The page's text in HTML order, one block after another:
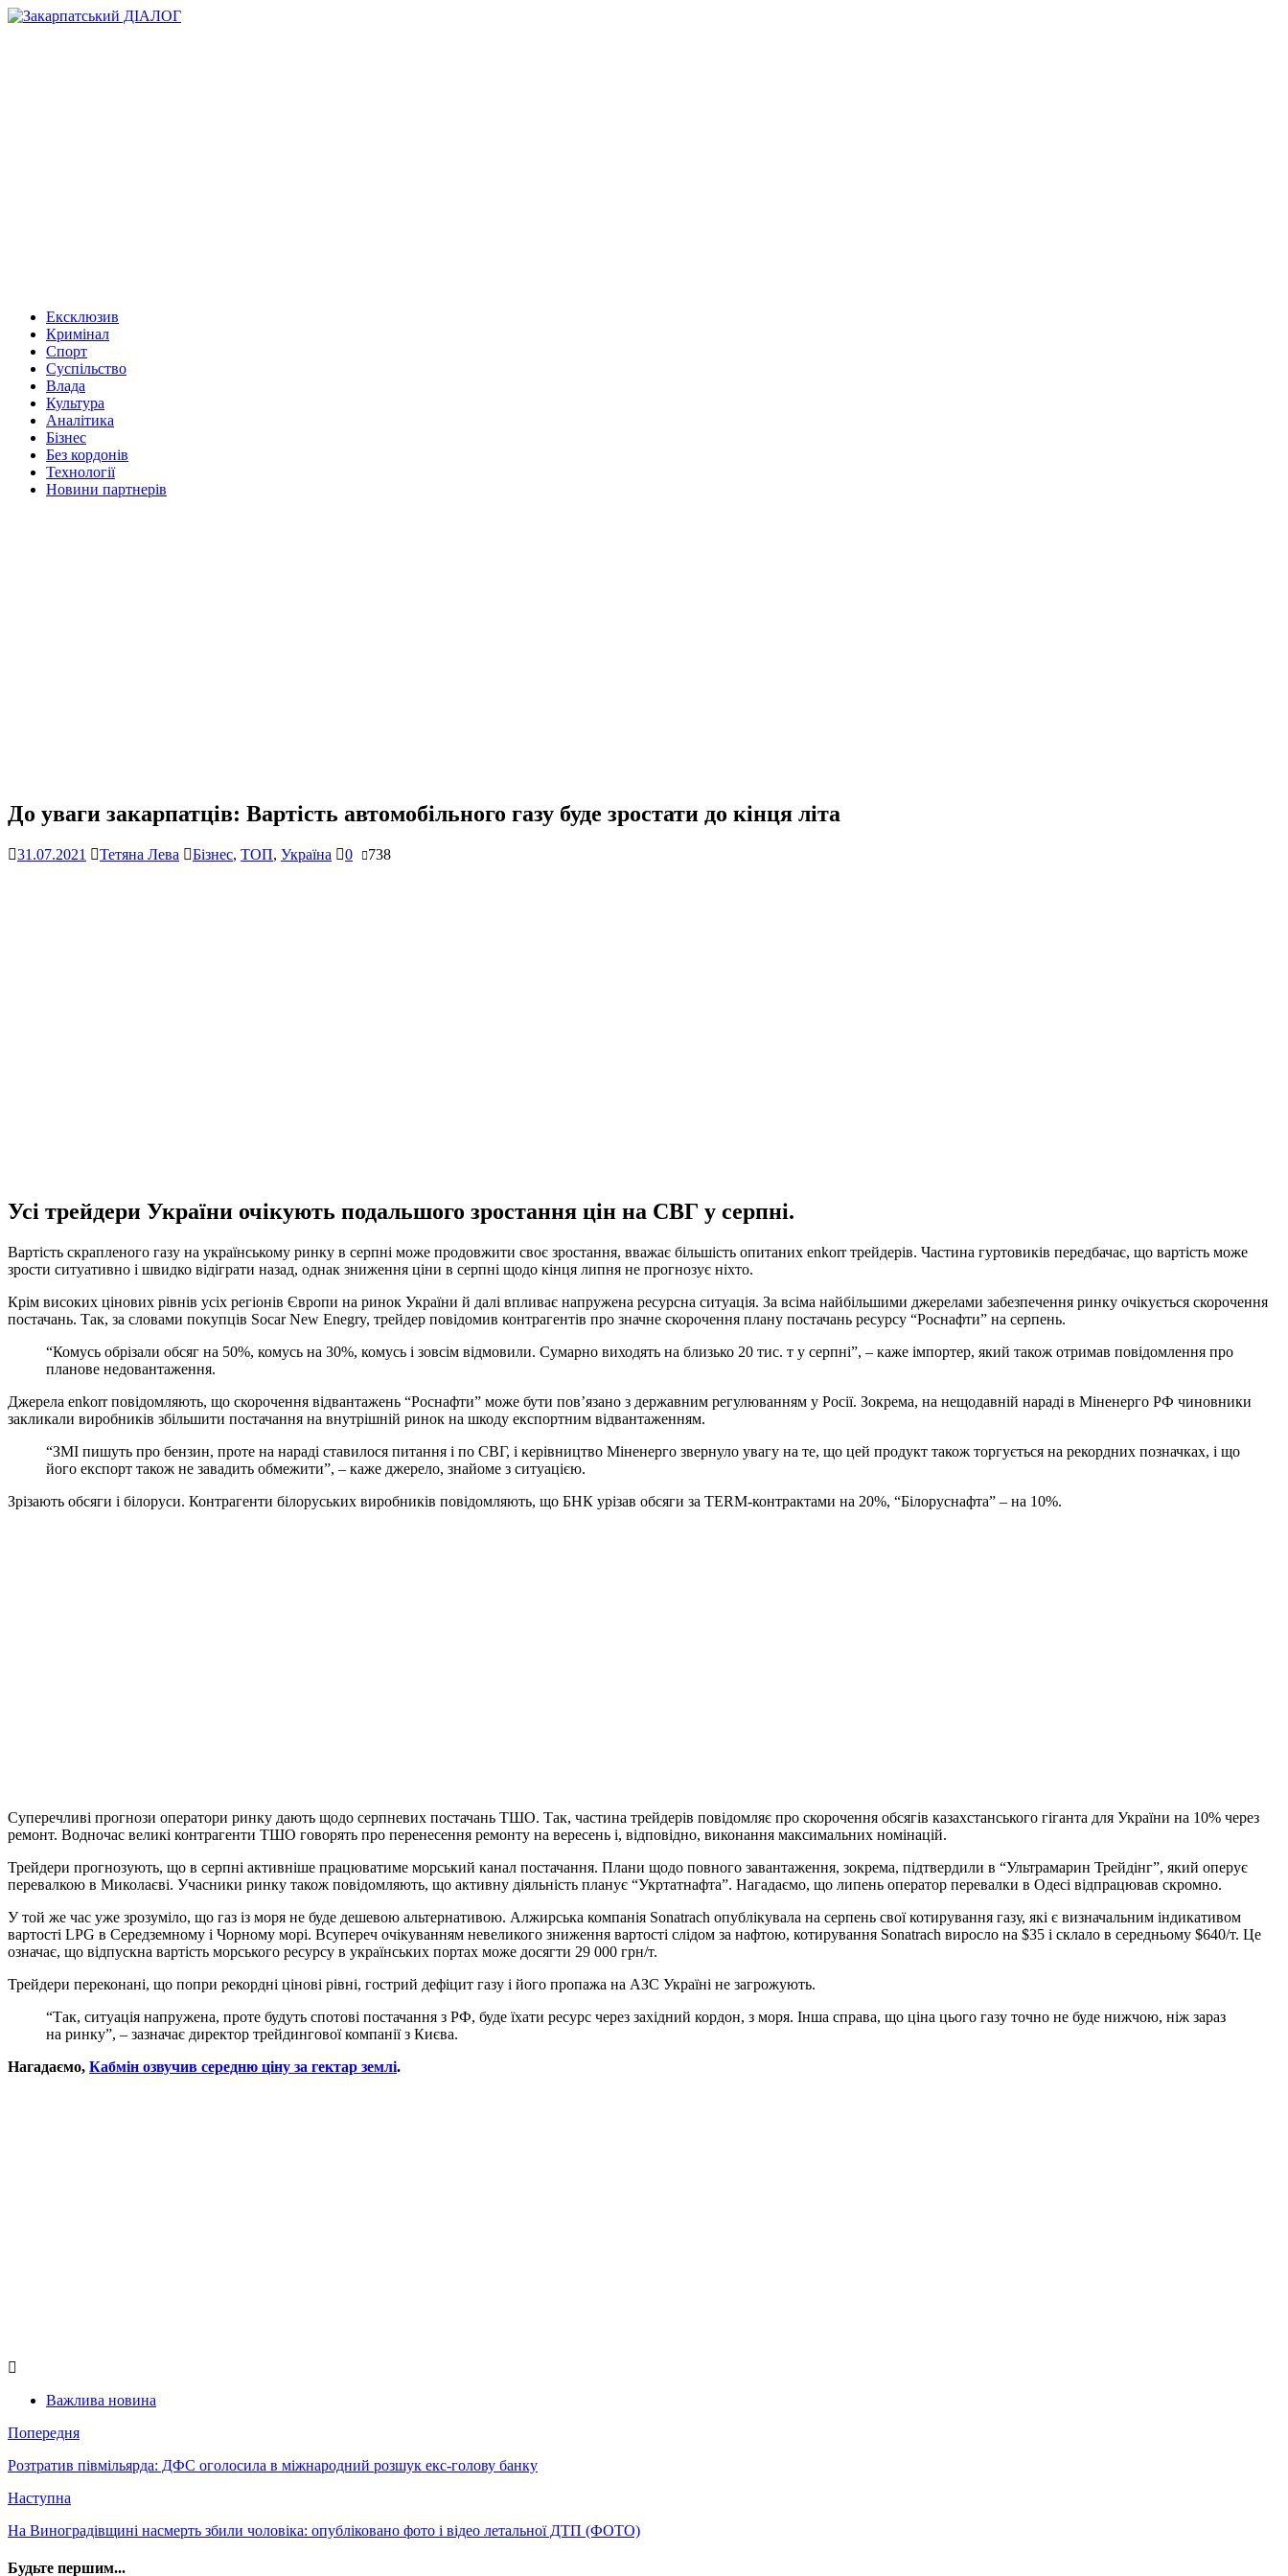
Ексклюзив
Кримінал
Спорт
Суспільство
Влада
Культура
Аналітика
Бізнес
Без кордонів
Технології
Новини партнерів
До уваги закарпатців: Вартість автомобільного газу буде зростати до кінця літа
31.07.2021 Тетяна Лева Бізнес, ТОП, Україна 0 738
Усі трейдери України очікують подальшого зростання цін на СВГ у серпні.
Вартість скрапленого газу на українському ринку в серпні може продовжити своє зростання, вважає більшість опитаних enkorr трейдерів. Частина гуртовиків передбачає, що вартість може
зрости ситуативно і швидко відіграти назад, однак зниження ціни в серпні щодо кінця липня не прогнозує ніхто.
Крім високих цінових рівнів усіх регіонів Європи на ринок України й далі впливає напружена ресурсна ситуація. За всіма найбільшими джерелами забезпечення ринку очікується скорочення
постачань. Так, за словами покупців Socar New Enegry, трейдер повідомив контрагентів про значне скорочення плану постачань ресурсу “Роснафти” на серпень.
“Комусь обрізали обсяг на 50%, комусь на 30%, комусь і зовсім відмовили. Сумарно виходять на близько 20 тис. т у серпні”, – каже імпортер, який також отримав повідомлення про
планове недовантаження.
Джерела enkorr повідомляють, що скорочення відвантажень “Роснафти” може бути пов’язано з державним регулюванням у Росії. Зокрема, на нещодавній нараді в Міненерго РФ чиновники
закликали виробників збільшити постачання на внутрішній ринок на шкоду експортним відвантаженням.
“ЗМІ пишуть про бензин, проте на нараді ставилося питання і по СВГ, і керівництво Міненерго звернуло увагу на те, що цей продукт також торгується на рекордних позначках, і що
його експорт також не завадить обмежити”, – каже джерело, знайоме з ситуацією.
Зрізають обсяги і білоруси. Контрагенти білоруських виробників повідомляють, що БНК урізав обсяги за TERM-контрактами на 20%, “Білоруснафта” – на 10%.
Суперечливі прогнози оператори ринку дають щодо серпневих постачань ТШО. Так, частина трейдерів повідомляє про скорочення обсягів казахстанського гіганта для України на 10% через
ремонт. Водночас великі контрагенти ТШО говорять про перенесення ремонту на вересень і, відповідно, виконання максимальних номінацій.
Трейдери прогнозують, що в серпні активніше працюватиме морський канал постачання. Плани щодо повного завантаження, зокрема, підтвердили в “Ультрамарин Трейдінг”, який оперує
перевалкою в Миколаєві. Учасники ринку також повідомляють, що активну діяльність планує “Укртатнафта”. Нагадаємо, що липень оператор перевалки в Одесі відпрацював скромно.
У той же час уже зрозуміло, що газ із моря не буде дешевою альтернативою. Алжирська компанія Sonatrach опублікувала на серпень свої котирування газу, які є визначальним індикативом
вартості LPG в Середземному і Чорному морі. Всупереч очікуванням невеликого зниження вартості слідом за нафтою, котирування Sonatrach виросло на $35 і склало в середньому $640/т. Це
означає, що відпускна вартість морського ресурсу в українських портах може досягти 29 000 грн/т.
Трейдери переконані, що попри рекордні цінові рівні, гострий дефіцит газу і його пропажа на АЗС Україні не загрожують.
“Так, ситуація напружена, проте будуть спотові постачання з РФ, буде їхати ресурс через західний кордон, з моря. Інша справа, що ціна цього газу точно не буде нижчою, ніж зараз
на ринку”, – зазначає директор трейдингової компанії з Києва.
Нагадаємо, Кабмін озвучив середню ціну за гектар землі.
Важлива новина
Попередня
Розтратив півмільярда: ДФС оголосила в міжнародний розшук екс-голову банку
Наступна
На Виноградівщині насмерть збили чоловіка: опубліковано фото і відео летальної ДТП (ФОТО)
Будьте першим...